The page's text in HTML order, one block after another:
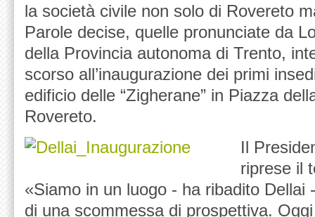
la società civile non solo di Rovereto
Parole decise, quelle pronunciate da
della Provincia autonoma di Trento,
scorso all’inaugurazione dei primi
edificio delle “Zigherane” in Piazza
Rovereto.
Il
riprese il
«Siamo in un luogo - ha ribadito Dellai
di una scommessa di prospettiva.